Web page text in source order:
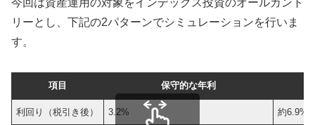
今回は資産運用の対象をインデックス投資のオールカント
リーとし、下記の2パターンでシミュレーションを行いま
す。
項目 保守的な年利
利回り（税引き後） 3.2% 約6.9%